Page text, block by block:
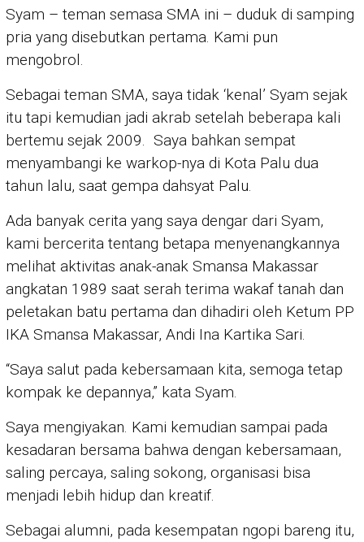
Syam – teman semasa SMA ini – duduk di samping
pria yang disebutkan pertama. Kami pun
mengobrol.
Sebagai teman SMA, saya tidak ‘kenal’ Syam sejak
itu tapi kemudian jadi akrab setelah beberapa kali
bertemu sejak 2009. Saya bahkan sempat
menyambangi ke warkop-nya di Kota Palu dua
tahun lalu, saat gempa dahsyat Palu.
Ada banyak cerita yang saya dengar dari Syam,
kami bercerita tentang betapa menyenangkannya
melihat aktivitas anak-anak Smansa Makassar
angkatan 1989 saat serah terima wakaf tanah dan
peletakan batu pertama dan dihadiri oleh Ketum PP
IKA Smansa Makassar, Andi Ina Kartika Sari.
“Saya salut pada kebersamaan kita, semoga tetap
kompak ke depannya,” kata Syam.
Saya mengiyakan. Kami kemudian sampai pada
kesadaran bersama bahwa dengan kebersamaan,
saling percaya, saling sokong, organisasi bisa
menjadi lebih hidup dan kreatif.
Sebagai alumni, pada kesempatan ngopi bareng itu,